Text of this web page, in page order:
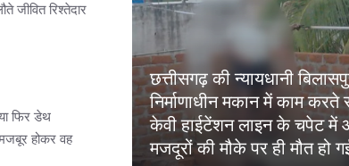
जीवित रिश्तेदार
फिर डेथ
होकर वह
छत्तीसगढ़ की न्यायधानी
निर्माणाधीन मकान में काम करते
केवी हाईटेंशन लाइन के चपेट में
मजदूरों की मौके पर ही मौत हो